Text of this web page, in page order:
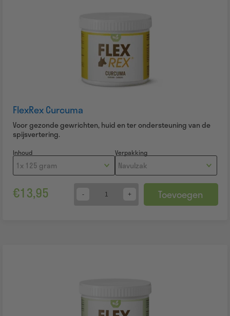
FlexRex Curcuma
Voor gezonde gewrichten, huid en ter ondersteuning van de
spijsvertering.
Inhoud Verpakking
€13,95 Quantity Toevoegen